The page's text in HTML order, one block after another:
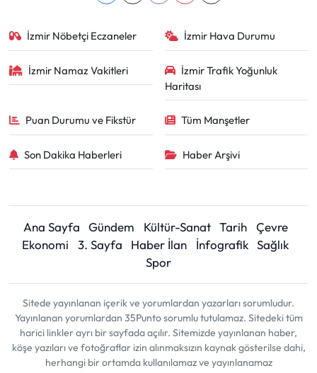
İzmir Nöbetçi Eczaneler İzmir Hava Durumu
İzmir Namaz Vakitleri
İzmir Trafik Yoğunluk
Haritası
Puan Durumu ve Fikstür Tüm Manşetler
Son Dakika Haberleri Haber Arşivi
Ana Sayfa Gündem Kültür-Sanat Tarih
Çevre
Ekonomi
3. Sayfa Haber İlan İnfografik Sağlık
Spor
Sitede yayınlanan içerik ve yorumlardan yazarları sorumludur.
Yayınlanan yorumlardan 35Punto sorumlu tutulamaz. Sitedeki tüm
harici linkler ayrı bir sayfada açılır. Sitemizde yayınlanan haber,
köşe yazıları ve fotoğraflar izin alınmaksızın kaynak gösterilse dahi,
herhangi bir ortamda kullanılamaz ve yayınlanamaz